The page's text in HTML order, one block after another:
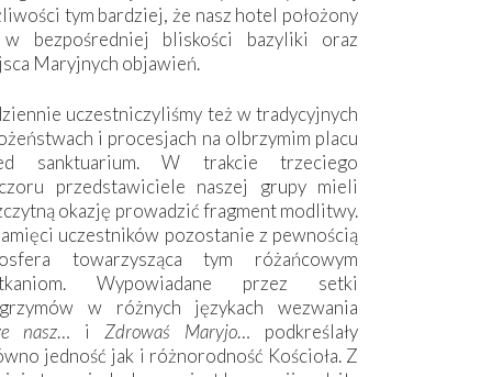
tym bardziej, że nasz hotel położony
w bezpośredniej bliskości bazyliki oraz
Maryjnych objawień.
uczestniczyliśmy też w tradycyjnych
i procesjach na olbrzymim placu
sanktuarium. W trakcie trzeciego
przedstawiciele naszej grupy mieli
okazję prowadzić fragment modlitwy.
uczestników pozostanie z pewnością
towarzysząca tym różańcowym
Wypowiadane przez setki
w różnych językach wezwania
nasz… i Zdrowaś Maryjo… podkreślały
jedność jak i różnorodność Kościoła. Z